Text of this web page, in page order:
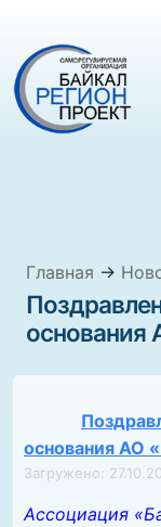
Главная →
основания
основания АО
Загружено:
Ассоциация